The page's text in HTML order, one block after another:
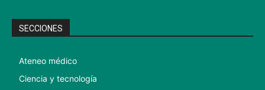
SECCIONES
Ateneo médico
Ciencia y tecnología